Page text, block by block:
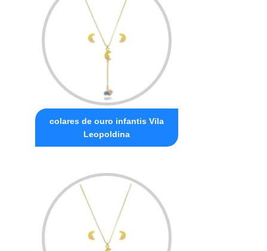
colares de ouro infantis Vila
Leopoldina